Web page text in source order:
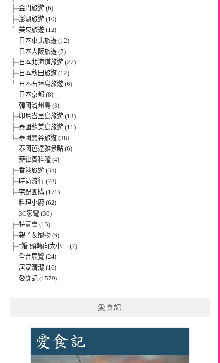
金門旅遊 (6)
澎湖旅遊 (10)
美東旅遊 (12)
日本東北旅遊 (12)
日本大阪旅遊 (7)
日本北海道旅遊 (27)
日本秋田旅遊 (12)
日本石垣島旅遊 (6)
日本京都 (8)
韓國濟州島 (3)
印尼峇里島旅遊 (13)
泰國蘇美島旅遊 (11)
泰國曼谷旅遊 (38)
泰國芭達雅景點 (6)
菲律賓科隆 (4)
香港旅遊 (35)
時尚流行 (78)
宅配團購 (171)
料理小廚 (62)
3C家電 (30)
特賣會 (13)
親子＆寵物 (6)
"婚"頭轉向大小事 (7)
全台展覽 (24)
居家清潔 (16)
愛食記 (1579)
愛食記